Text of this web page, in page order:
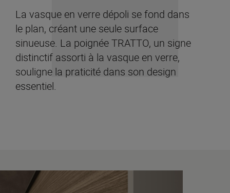
La vasque en verre dépoli se fond dans
le plan, créant une seule surface
sinueuse. La poignée TRATTO, un signe
distinctif assorti à la vasque en verre,
souligne la praticité dans son design
essentiel.